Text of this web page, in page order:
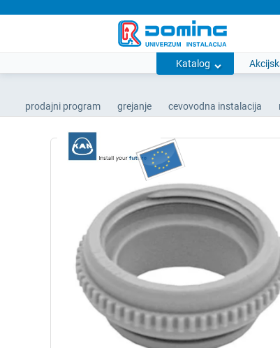
Katalog
prodajni program grejanje cevovodna instalacija